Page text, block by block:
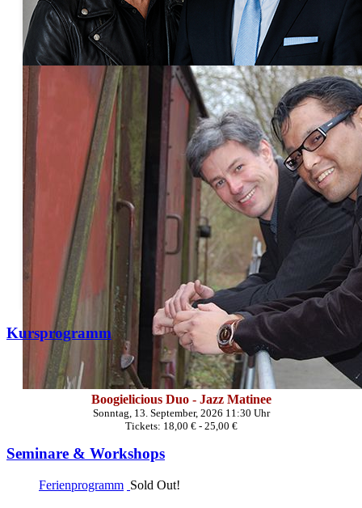
Gerzlich-Brodowy-Börchers - DRY auf einen Streich!
Samstag, 12. September, 2026 19:30 Uhr
Tickets: 20,00 € - 29,00 €
Boogielicious Duo - Jazz Matinee
Sonntag, 13. September, 2026 11:30 Uhr
Tickets: 18,00 € - 25,00 €
Kursprogramm
Seminare & Workshops
Ferienprogramm Sold Out!